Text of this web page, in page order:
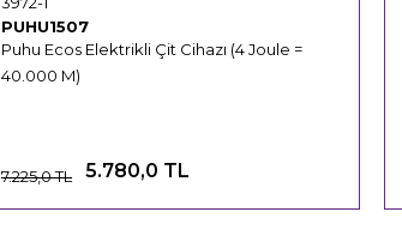
PUHU1507
Puhu Ecos Elektrikli Çit Cihazı (4 Joule =
40.000 M)
5.780,0 TL
7.225,0 TL